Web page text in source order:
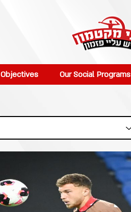
Objectives Our Social Programs